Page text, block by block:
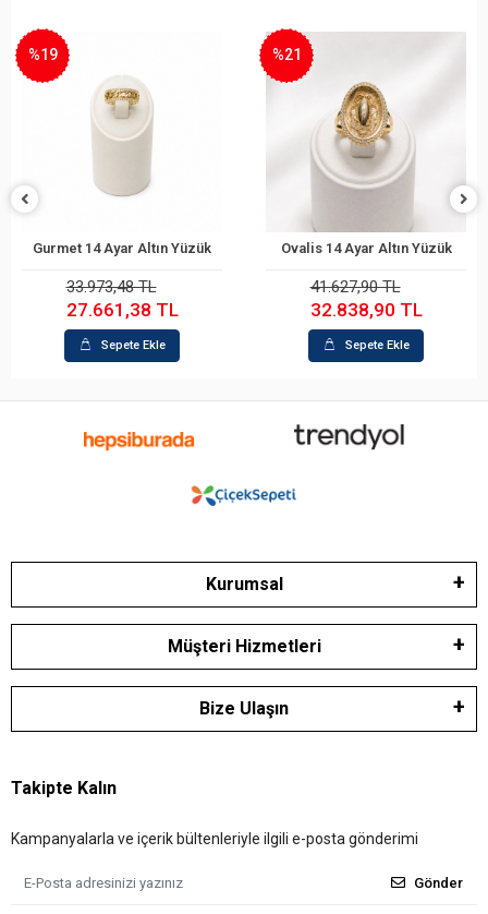
Sepete Ekle
Gurmet 14 Ayar Altın Yüzük
%19
33.973,48 TL
27.661,38 TL
Sepete Ekle
Sepete Ekle
Ovalis 14 Ayar Altın Yüzük
%21
41.627,90 TL
32.838,90 TL
Sepete Ekle
Kurumsal
Müşteri Hizmetleri
Bize Ulaşın
Takipte Kalın
Kampanyalarla ve içerik bültenleriyle ilgili e-posta gönderimi
Gönder